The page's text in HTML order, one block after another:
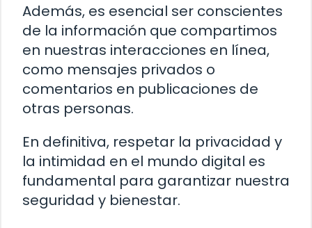
Además, es esencial ser conscientes
de la información que compartimos
en nuestras interacciones en línea,
como mensajes privados o
comentarios en publicaciones de
otras personas.
En definitiva, respetar la privacidad y
la intimidad en el mundo digital es
fundamental para garantizar nuestra
seguridad y bienestar.